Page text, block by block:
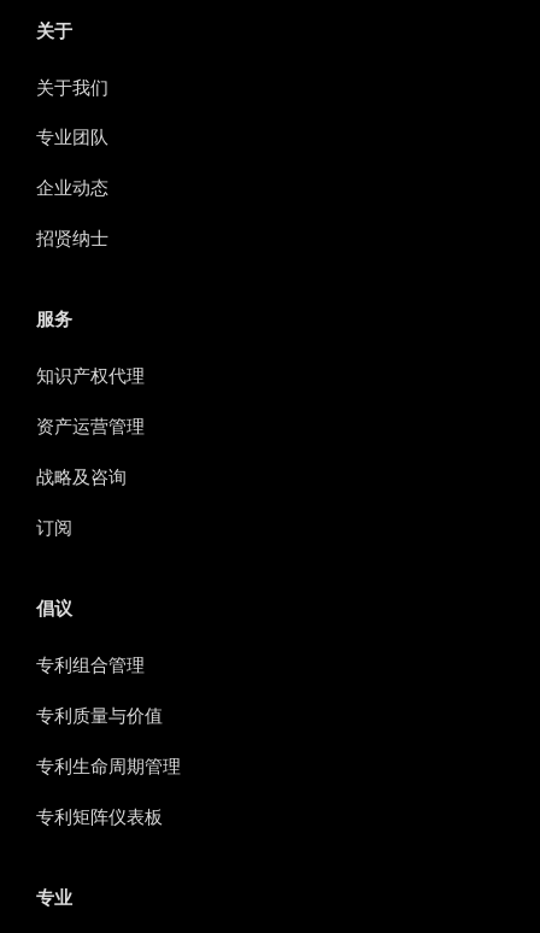
关于
关于我们
专业团队
企业动态
招贤纳士
服务
知识产权代理
资产运营管理
战略及咨询
订阅
倡议
专利组合管理
专利质量与价值
专利生命周期管理
专利矩阵仪表板
专业